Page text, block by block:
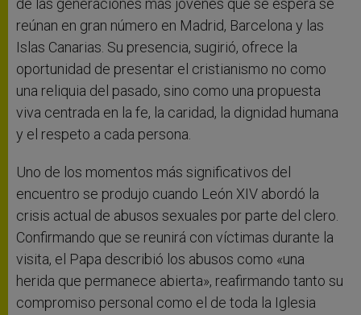
de las generaciones más jóvenes que se espera se
reúnan en gran número en Madrid, Barcelona y las
Islas Canarias. Su presencia, sugirió, ofrece la
oportunidad de presentar el cristianismo no como
una reliquia del pasado, sino como una propuesta
viva centrada en la fe, la caridad, la dignidad humana
y el respeto a cada persona.
Uno de los momentos más significativos del
encuentro se produjo cuando León XIV abordó la
crisis actual de abusos sexuales por parte del clero.
Confirmando que se reunirá con víctimas durante la
visita, el Papa describió los abusos como «una
herida que permanece abierta», reafirmando tanto su
compromiso personal como el de toda la Iglesia